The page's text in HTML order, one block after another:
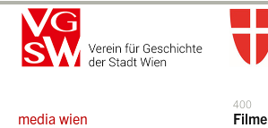
media wien
400
Filme